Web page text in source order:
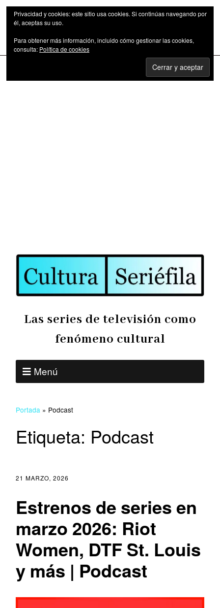
Las series de televisión como fenómeno cultural
Las series de televisión como
fenómeno cultural
Menú
Portada » Podcast
Etiqueta: Podcast
21 MARZO, 2026
Estrenos de series en
marzo 2026: Riot
Women, DTF St. Louis
y más | Podcast
Privacidad y cookies: este sitio usa cookies. Si continúas navegando por
él, aceptas su uso.
Para obtener más información, incluido cómo gestionar las cookies,
consulta: Política de cookies